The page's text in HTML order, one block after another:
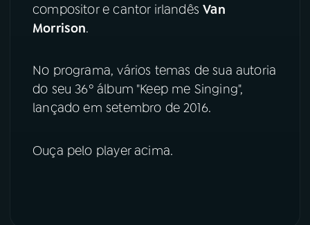
08FESTIVAL DE MÚSICA
YouTube Facebook
TikTok
compositor e cantor irlandêsVan
Morrison.
No programa, vários temas de sua autoria
do seu 36º álbum "Keep me Singing",
lançado em setembro de 2016.
Ouça pelo player acima.